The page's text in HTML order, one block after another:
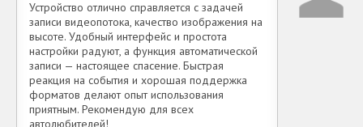
Устройство отлично справляется с задачей
записи видеопотока, качество изображения на
высоте. Удобный интерфейс и простота
настройки радуют, а функция автоматической
записи — настоящее спасение. Быстрая
реакция на события и хорошая поддержка
форматов делают опыт использования
приятным. Рекомендую для всех
автолюбителей!